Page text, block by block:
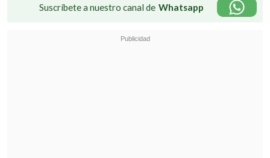
Suscríbete a nuestro canal de Whatsapp